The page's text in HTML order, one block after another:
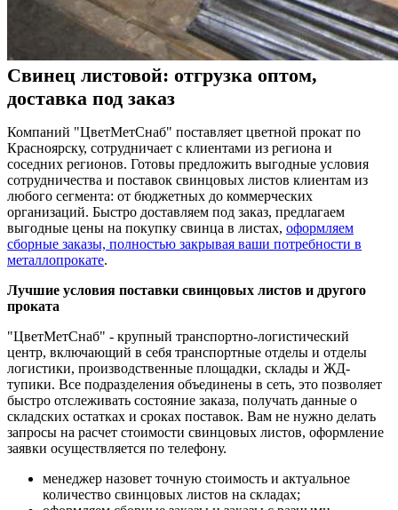
Свинец листовой: отгрузка оптом,
доставка под заказ
Компаний "ЦветМетСнаб" поставляет цветной прокат по
Красноярску, сотрудничает с клиентами из региона и
соседних регионов. Готовы предложить выгодные условия
сотрудничества и поставок свинцовых листов клиентам из
любого сегмента: от бюджетных до коммерческих
организаций. Быстро доставляем под заказ, предлагаем
выгодные цены на покупку свинца в листах, оформляем
сборные заказы, полностью закрывая ваши потребности в
металлопрокате.
Лучшие условия поставки свинцовых листов и другого
проката
"ЦветМетСнаб" - крупный транспортно-логистический
центр, включающий в себя транспортные отделы и отделы
логистики, производственные площадки, склады и ЖД-
тупики. Все подразделения объединены в сеть, это позволяет
быстро отслеживать состояние заказа, получать данные о
складских остатках и сроках поставок. Вам не нужно делать
запросы на расчет стоимости свинцовых листов, оформление
заявки осуществляется по телефону.
менеджер назовет точную стоимость и актуальное
количество свинцовых листов на складах;